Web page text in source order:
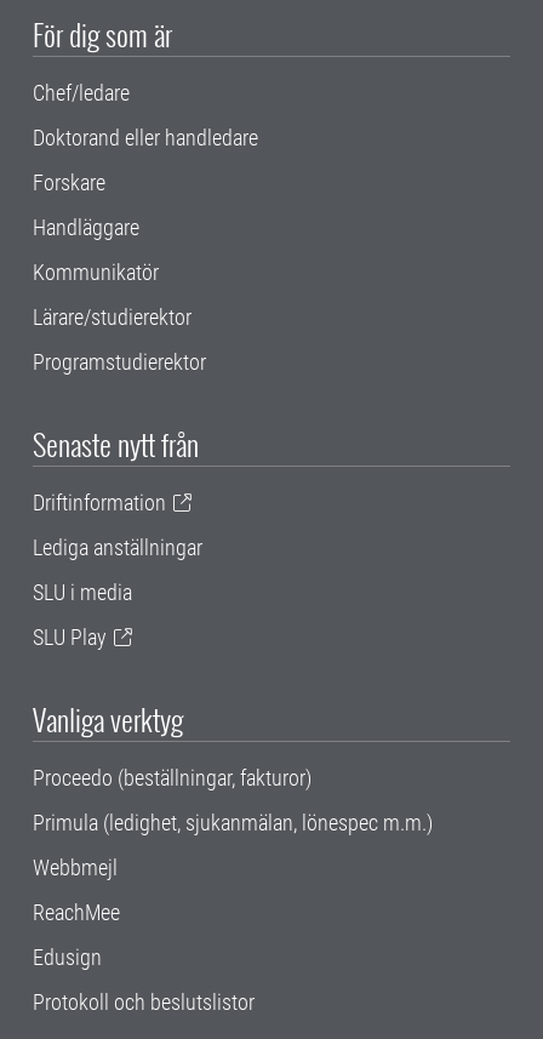
För dig som är
Chef/ledare
Doktorand eller handledare
Forskare
Handläggare
Kommunikatör
Lärare/studierektor
Programstudierektor
Senaste nytt från
Driftinformation
Lediga anställningar
SLU i media
SLU Play
Vanliga verktyg
Proceedo (beställningar, fakturor)
Primula (ledighet, sjukanmälan, lönespec m.m.)
Webbmejl
ReachMee
Edusign
Protokoll och beslutslistor